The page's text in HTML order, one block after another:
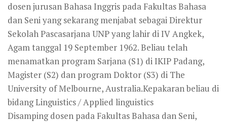
dosen jurusan Bahasa Inggris pada Fakultas Bahasa
dan Seni yang sekarang menjabat sebagai Direktur
Sekolah Pascasarjana UNP yang lahir di IV Angkek,
Agam tanggal 19 September 1962. Beliau telah
menamatkan program Sarjana (S1) di IKIP Padang,
Magister (S2) dan program Doktor (S3) di The
University of Melbourne, Australia.Kepakaran beliau di
bidang Linguistics / Applied linguistics
Disamping dosen pada Fakultas Bahasa dan Seni,